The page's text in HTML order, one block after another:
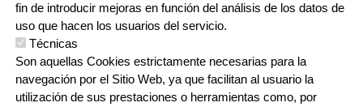
IRUDIA
fin de introducir mejoras en función del análisis de los datos de
uso que hacen los usuarios del servicio.
Técnicas
Son aquellas Cookies estrictamente necesarias para la
navegación por el Sitio Web, ya que facilitan al usuario la
utilización de sus prestaciones o herramientas como, por